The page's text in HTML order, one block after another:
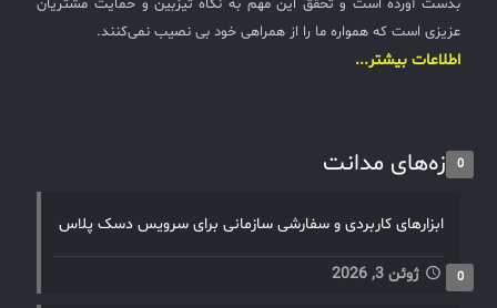
بدست آورده است و تحقق این مهم به نگاه تیزبین و حمایت مشتریان
عزیزی است که همواره ما را از همراهی خود بی نصیب نمی‌کنند.
اطلاعات بیشتر...
تازه‌های مدانت0
ابزارهای کاربردی و سفارشی سازمانی برای سرویس دسک پلاس
ژوئن 3, 2026 0